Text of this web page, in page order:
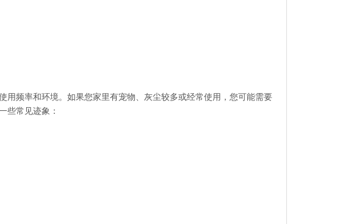
用频率和环境。如果您家里有宠物、灰尘较多或经常使用，您可能需要
些常见迹象：